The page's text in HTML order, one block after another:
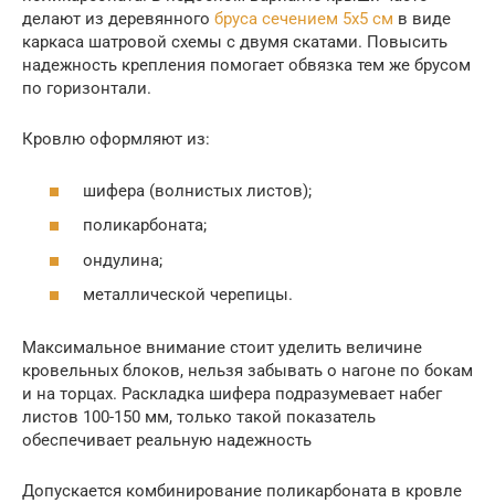
делают из деревянного бруса сечением 5х5 см в виде
каркаса шатровой схемы с двумя скатами. Повысить
надежность крепления помогает обвязка тем же брусом
по горизонтали.
Кровлю оформляют из:
шифера (волнистых листов);
поликарбоната;
ондулина;
металлической черепицы.
Максимальное внимание стоит уделить величине
кровельных блоков, нельзя забывать о нагоне по бокам
и на торцах. Раскладка шифера подразумевает набег
листов 100-150 мм, только такой показатель
обеспечивает реальную надежность
Допускается комбинирование поликарбоната в кровле